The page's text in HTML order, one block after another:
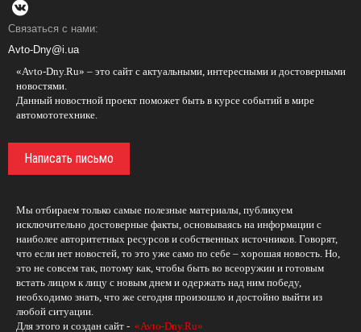
Связаться с нами:
Avto-Dny@i.ua
«Avto-Dny.Ru» – это сайт с актуальными, интересными и достоверными
новостями.
Данный новостной проект поможет быть в курсе событий в мире
автомототехнике.
Написать письмо
Мы отбираем только самые полезные материалы, публикуем
исключительно достоверные факты, основываясь на информации с
наиболее авторитетных ресурсов и собственных источников. Говорят,
что если нет новостей, то это уже само по себе – хорошая новость. Но,
это не совсем так, потому как, чтобы быть во всеоружии и готовым
встать лицом к лицу с новым днем и одержать над ним победу,
необходимо знать, что же сегодня произошло и достойно выйти из
любой ситуации.
Для этого и создан сайт - «Avto-Dny.Ru»